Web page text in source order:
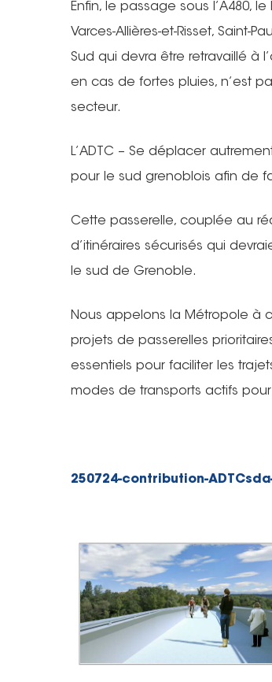
Enfin, le passage sous l’A480,
Varces-Allières-et-Risset, Saint-
Sud qui devra être retravaillé à
en cas de fortes pluies, n’est
secteur.
L’ADTC – Se déplacer
pour le sud grenoblois afin de
Cette passerelle, couplée au
d’itinéraires sécurisés qui
le sud de Grenoble.
Nous appelons la Métropole à
projets de passerelles
essentiels pour faciliter les
modes de transports actifs
250724-contribution-